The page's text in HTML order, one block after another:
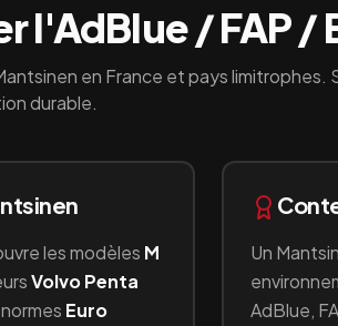
l'AdBlue / FAP /
en France et pays limitrophes.
durable.
les modèles M
Volvo Penta
Euro
Un
AdBlue,